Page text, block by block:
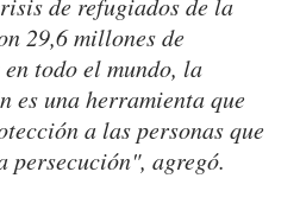
de refugiados de la
29,6 millones de
todo el mundo, la
es una herramienta que
a las personas que
persecución", agregó.